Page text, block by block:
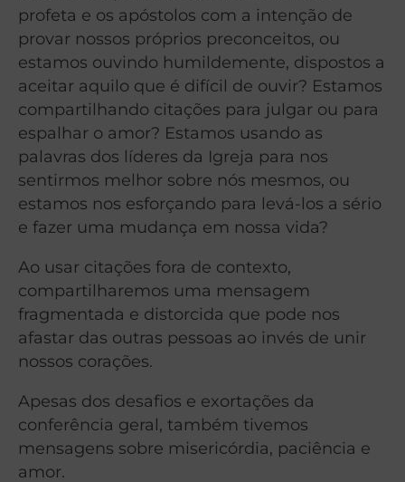
profeta e os apóstolos com a intenção de
provar nossos próprios preconceitos, ou
estamos ouvindo humildemente, dispostos a
aceitar aquilo que é difícil de ouvir? Estamos
compartilhando citações para julgar ou para
espalhar o amor? Estamos usando as
palavras dos líderes da Igreja para nos
sentirmos melhor sobre nós mesmos, ou
estamos nos esforçando para levá-los a sério
e fazer uma mudança em nossa vida?
Ao usar citações fora de contexto,
compartilharemos uma mensagem
fragmentada e distorcida que pode nos
afastar das outras pessoas ao invés de unir
nossos corações.
Apesas dos desafios e exortações da
conferência geral, também tivemos
mensagens sobre misericórdia, paciência e
amor.